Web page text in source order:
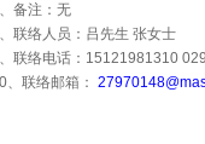
、备注：无
、联络人员：吕先生 张女士
、联络电话： 15121981310
、联络邮箱：